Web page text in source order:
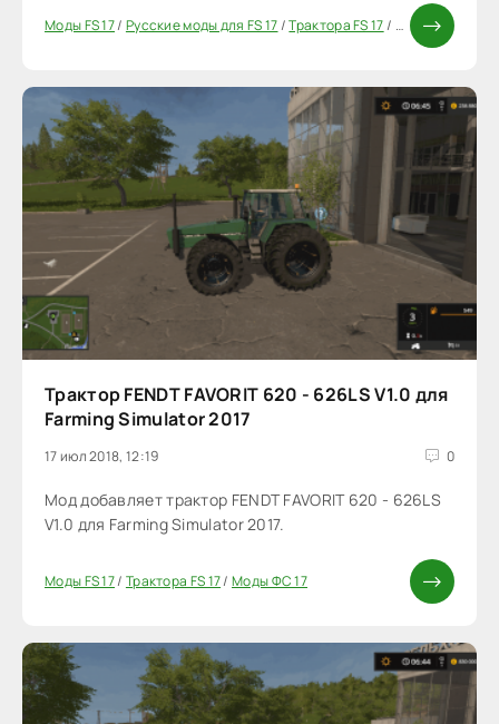
Моды FS 17/ Русские моды для FS 17/Трактора FS 17/ Моды ФС 17
Трактор FENDT FAVORIT 620 - 626LS V1.0 для
Farming Simulator 2017
17 июл 2018, 12:19 0
Мод добавляет трактор FENDT FAVORIT 620 - 626LS
V1.0 для Farming Simulator 2017.
Моды FS 17/ Трактора FS 17/Моды ФС 17